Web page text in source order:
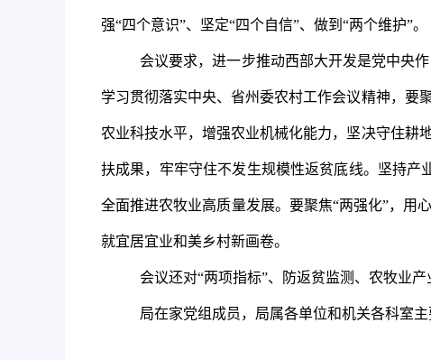
强“四个意识”、坚定“四个自信”、做到“两个维护”。
会议要求，进一步推动西部大开发是党中央
学习贯彻落实中央、省州委农村工作会议精神，要
农业科技水平，增强农业机械化能力，坚决守住耕
扶成果，牢牢守住不发生规模性返贫底线。坚持产
全面推进农牧业高质量发展。要聚焦“两强化”，用
就宜居宜业和美乡村新画卷。
会议还对“两项指标”、防返贫监测、农牧业
局在家党组成员，局属各单位和机关各科室